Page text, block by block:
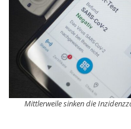
Mittlerweile sinken die